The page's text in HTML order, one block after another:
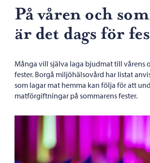
På våren och
är det dags för
Många vill själva laga bjudmat till vårens
fester. Borgå miljöhälsovård har listat
som lagar mat hemma kan följa för att
matförgiftningar på sommarens fester.